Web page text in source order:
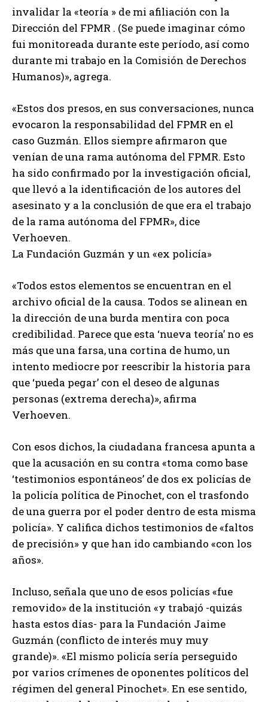
invalidar la «teoría » de mi afiliación con la
Dirección del FPMR . (Se puede imaginar cómo
fui monitoreada durante este período, así como
durante mi trabajo en la Comisión de Derechos
Humanos)», agrega.
«Estos dos presos, en sus conversaciones, nunca
evocaron la responsabilidad del FPMR en el
caso Guzmán. Ellos siempre afirmaron que
venían de una rama autónoma del FPMR. Esto
ha sido confirmado por la investigación oficial,
que llevó a la identificación de los autores del
asesinato y a la conclusión de que era el trabajo
de la rama autónoma del FPMR», dice
Verhoeven.
La Fundación Guzmán y un «ex policía»
«Todos estos elementos se encuentran en el
archivo oficial de la causa. Todos se alinean en
la dirección de una burda mentira con poca
credibilidad. Parece que esta ‘nueva teoría’ no es
más que una farsa, una cortina de humo, un
intento mediocre por reescribir la historia para
que ‘pueda pegar’ con el deseo de algunas
personas (extrema derecha)», afirma
Verhoeven.
Con esos dichos, la ciudadana francesa apunta a
que la acusación en su contra «toma como base
‘testimonios espontáneos’ de dos ex policías de
la policía política de Pinochet, con el trasfondo
de una guerra por el poder dentro de esta misma
policía». Y califica dichos testimonios de «faltos
de precisión» y que han ido cambiando «con los
años».
Incluso, señala que uno de esos policías «fue
removido» de la institución «y trabajó -quizás
hasta estos días- para la Fundación Jaime
Guzmán (conflicto de interés muy muy
grande)». «El mismo policía sería perseguido
por varios crímenes de oponentes políticos del
régimen del general Pinochet». En ese sentido,